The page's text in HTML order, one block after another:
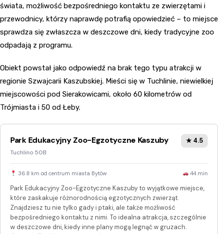
świata, możliwość bezpośredniego kontaktu ze zwierzętami i
przewodnicy, którzy naprawdę potrafią opowiedzieć – to miejsce
sprawdza się zwłaszcza w deszczowe dni, kiedy tradycyjne zoo
odpadają z programu.
Obiekt powstał jako odpowiedź na brak tego typu atrakcji w
regionie Szwajcarii Kaszubskiej. Mieści się w Tuchlinie, niewielkiej
miejscowości pod Sierakowicami, około 60 kilometrów od
Trójmiasta i 50 od Łeby.
Park Edukacyjny Zoo-Egzotyczne Kaszuby
Tuchlino 50B
★ 4.5
36.8 km od centrum miasta Bytów 44 min
Park Edukacyjny Zoo-Egzotyczne Kaszuby to wyjątkowe miejsce,
które zaskakuje różnorodnością egzotycznych zwierząt.
Znajdziesz tu nie tylko gady i ptaki, ale także możliwość
bezpośredniego kontaktu z nimi. To idealna atrakcja, szczególnie
w deszczowe dni, kiedy inne plany mogą legnąć w gruzach.